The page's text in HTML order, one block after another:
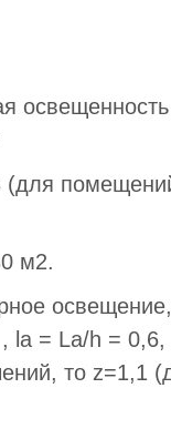
м2.
la = La/h =
то z=1,1